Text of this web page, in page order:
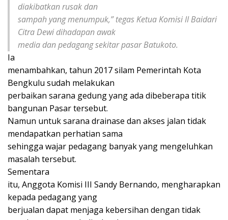
diakibatkan rusak dan
sampah yang menumpuk,” tegas Ketua Komisi II Baidari
Citra Dewi dihadapan awak
media dan pedagang sekitar pasar Batukoto.
Ia
menambahkan, tahun 2017 silam Pemerintah Kota
Bengkulu sudah melakukan
perbaikan sarana gedung yang ada dibeberapa titik
bangunan Pasar tersebut.
Namun untuk sarana drainase dan akses jalan tidak
mendapatkan perhatian sama
sehingga wajar pedagang banyak yang mengeluhkan
masalah tersebut.
Sementara
itu, Anggota Komisi III Sandy Bernando, mengharapkan
kepada pedagang yang
berjualan dapat menjaga kebersihan dengan tidak